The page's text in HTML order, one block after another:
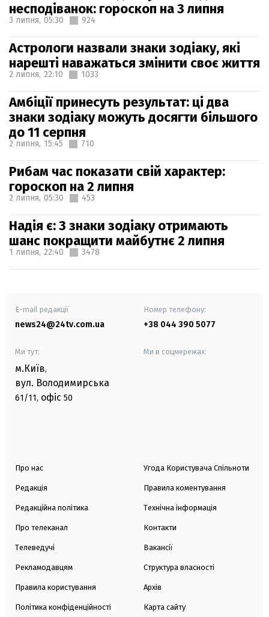
несподіванок: гороскоп на 3 липня
3 липня, 05:30 924
Астрологи назвали знаки зодіаку, які
нарешті наважаться змінити своє життя
2 липня, 22:10 1033
Амбіції принесуть результат: ці два
знаки зодіаку можуть досягти більшого
до 11 серпня
2 липня, 15:45 710
Рибам час показати свій характер:
гороскоп на 2 липня
2 липня, 05:30 453
Надія є: 3 знаки зодіаку отримають
шанс покращити майбутнє 2 липня
1 липня, 22:40 3478
E-mail редакції
news24@24tv.com.ua
Номер телефону:
+38 044 390 5077
Ми тут:
м.Київ,
вул. Володимирська
61/11, офіс 50
Ми в соцмережах:
Про нас
Редакція
Редакційна політика
Про телеканал
Телеведучі
Рекламодавцям
Правила користування
Політика конфіденційності
Угода Користувача Спільноти
Правила коментування
Технічна інформація
Контакти
Вакансії
Структура власності
Архів
Карта сайту